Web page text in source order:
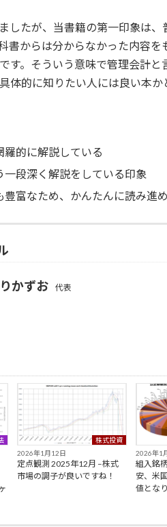
したが、当書籍の第一印象は
書からは分からなかった内容
す。そういう意味で管理会計
体的に知りたい人には良い本か
的に解説している
一段深く解説をしている印象
豊富なため、かんたんに読み進
かずお 代表
株式投資
2026年1月12日
定点観測 2025年12月 –株式
市場の調子が良いですね！
2026年1
組入銘
安、米
値とな